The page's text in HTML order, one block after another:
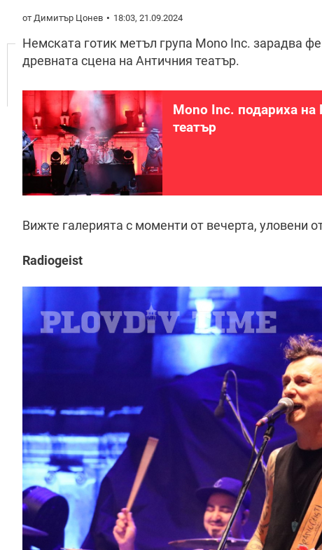
от Димитър Цонев 18:03, 21.09.2024
Немската готик метъл група Mono Inc. зарадва
древната сцена на Античния театър.
Mono Inc. подариха
театър
Вижте галерията с моменти от вечерта, уловени
Radiogeist